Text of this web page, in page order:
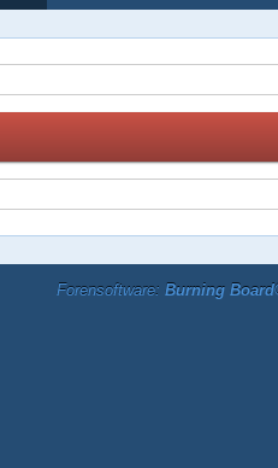
Forensoftware: Burning